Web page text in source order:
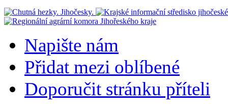
Napište nám
Přidat mezi oblíbené
Doporučit stránku příteli